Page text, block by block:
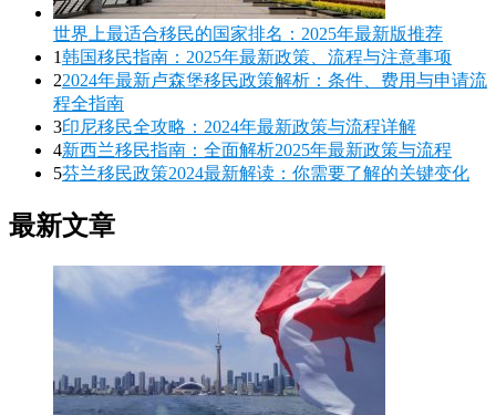
世界上最适合移民的国家排名：2025年最新版推荐
1韩国移民指南：2025年最新政策、流程与注意事项
22024年最新卢森堡移民政策解析：条件、费用与申请流
程全指南
3印尼移民全攻略：2024年最新政策与流程详解
4新西兰移民指南：全面解析2025年最新政策与流程
5芬兰移民政策2024最新解读：你需要了解的关键变化
最新文章